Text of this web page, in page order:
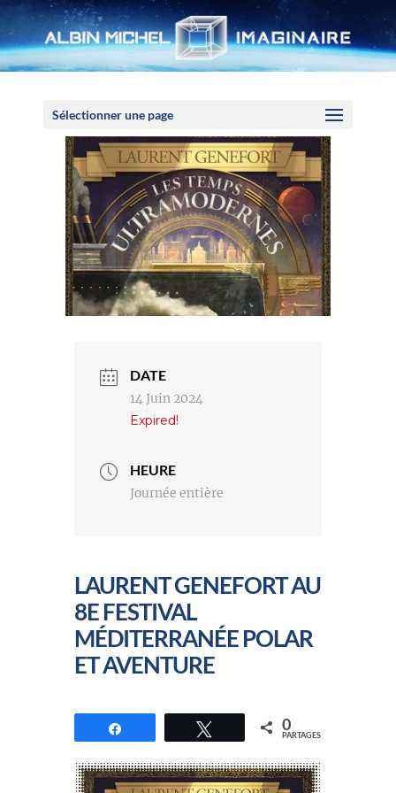
Sélectionner une page
DATE
14 Juin 2024
Expired!
HEURE
Journée entière
LAURENT GENEFORT AU
8E FESTIVAL
MÉDITERRANÉE POLAR
ET AVENTURE
Tweetez 0
PARTAGES
Panneau de gestion des cookies